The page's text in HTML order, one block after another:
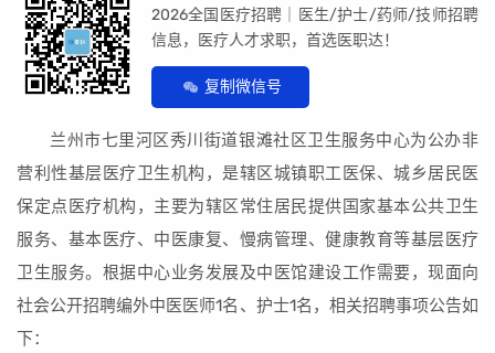
2026全国医疗招聘｜医生/护士/药师/技师招聘
信息，医疗人才求职，首选医职达！
复制微信号
兰州市七里河区秀川街道银滩社区卫生服务中心为公办非
营利性基层医疗卫生机构，是辖区城镇职工医保、城乡居民医
保定点医疗机构，主要为辖区常住居民提供国家基本公共卫生
服务、基本医疗、中医康复、慢病管理、健康教育等基层医疗
卫生服务。根据中心业务发展及中医馆建设工作需要，现面向
社会公开招聘编外中医医师1名、护士1名，相关招聘事项公告如
下：